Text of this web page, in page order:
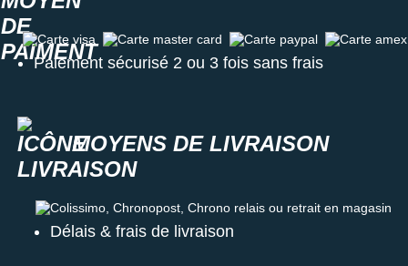
training pour femme
vous aider à vous dépasser lors de vos sessions de crossfit !
Les autres produitsNike
Carte visa Carte master card Carte paypal Carte amex
Paiement sécurisé 2 ou 3 fois sans frais
MOYENS DE LIVRAISON
Colissimo, Chronopost, Chrono relais ou retrait en magasin
Délais & frais de livraison